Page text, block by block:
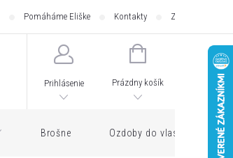
Pomáháme Eliške Kontakty Zásilkovna -
Prihlásenie
NÁKUPNÝ
Prázdny košík
Brošne Ozdoby do vlasov